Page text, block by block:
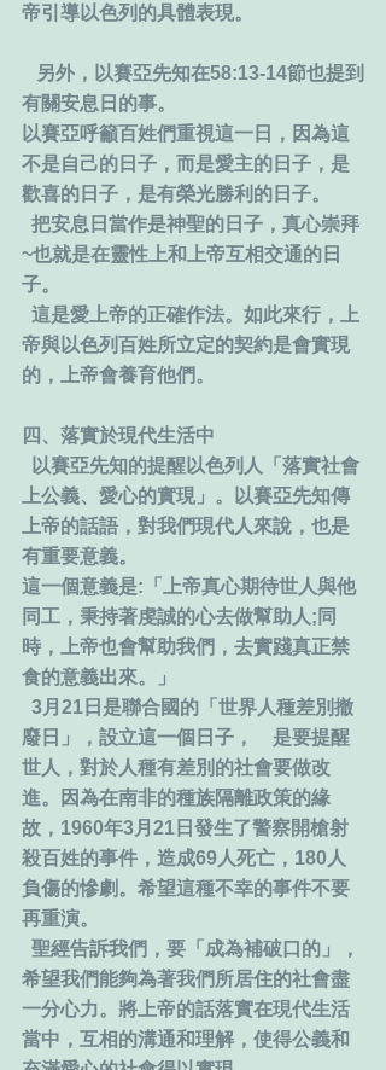
帝引導以色列的具體表現。
另外，以賽亞先知在58:13-14節也提到
有關安息日的事。
以賽亞呼籲百姓們重視這一日，因為這
不是自己的日子，而是愛主的日子，是
歡喜的日子，是有榮光勝利的日子。
把安息日當作是神聖的日子，真心崇拜
~也就是在靈性上和上帝互相交通的日
子。
這是愛上帝的正確作法。如此來行，上
帝與以色列百姓所立定的契約是會實現
的，上帝會養育他們。
四、落實於現代生活中
以賽亞先知的提醒以色列人「落實社會
上公義、愛心的實現」。以賽亞先知傳
上帝的話語，對我們現代人來說，也是
有重要意義。
這一個意義是:「上帝真心期待世人與他
同工，秉持著虔誠的心去做幫助人;同
時，上帝也會幫助我們，去實踐真正禁
食的意義出來。」
3月21日是聯合國的「世界人種差別撤
廢日」，設立這一個日子，　是要提醒
世人，對於人種有差別的社會要做改
進。因為在南非的種族隔離政策的緣
故，1960年3月21日發生了警察開槍射
殺百姓的事件，造成69人死亡，180人
負傷的慘劇。希望這種不幸的事件不要
再重演。
聖經告訴我們，要「成為補破口的」，
希望我們能夠為著我們所居住的社會盡
一分心力。將上帝的話落實在現代生活
當中，互相的溝通和理解，使得公義和